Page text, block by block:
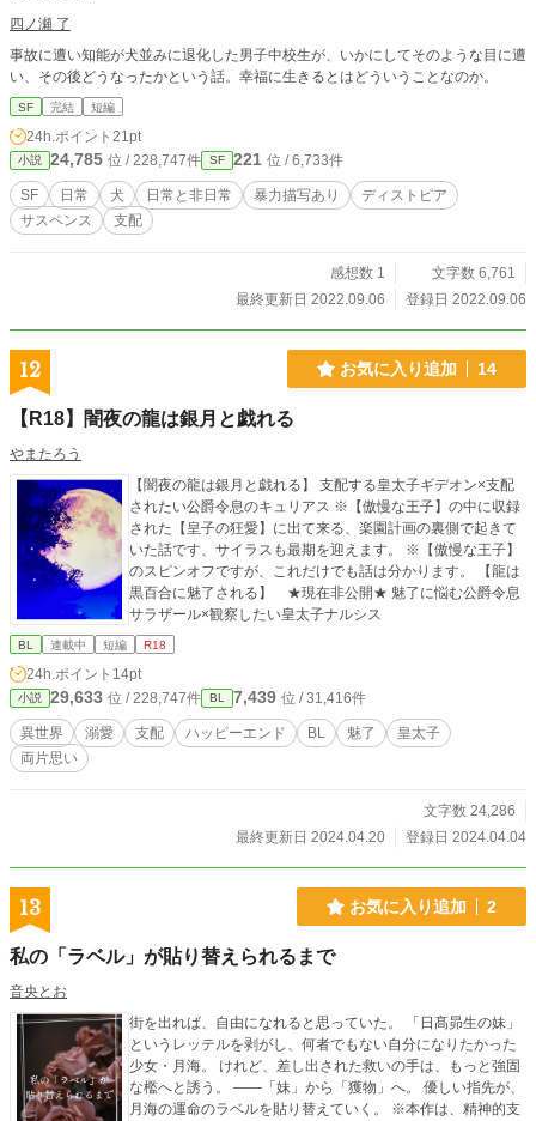
歩みながら自ら命を断ってしまった青年が紡ぐ、泡沫の恋の
話。 ＊作中方言について 「そんな言い回しはない」などの指
すが、重く暗いです。 ＊R回には※※をつけてます。 ＊Nola
ノベル様・小説家になろう様でも連載中です。
四ノ瀬 了
事故に遭い知能が犬並みに退化した男子中校生が、いかにしてそのような目に遭
い、その後どうなったかという話。幸福に生きるとはどういうことなのか。
SF 完結 短編
24h.ポイント 21pt
小説 24,785 位 / 228,747件 SF 221 位 / 6,733件
SF 日常 犬 日常と非日常 暴力描写あり
ディストピア
サスペンス
支配
感想数 1
文字数 6,761
最終更新日 2022.09.06
登録日 2022.09.06
12 お気に入り追加 14
【R18】闇夜の龍は銀月と戯れる
やまたろう
【闇夜の龍は銀月と戯れる】 支配する皇太子ギデオン×支配
されたい公爵令息のキュリアス ※【傲慢な王子】の中に収録
された【皇子の狂愛】に出て来る、楽園計画の裏側で起きて
いた話です、サイラスも最期を迎えます。 ※【傲慢な王子】
のスピンオフですが、これだけでも話は分かります。 【龍は
黒百合に魅了される】 ★現在非公開★ 魅了に悩む公爵令息
サラザール×観察したい皇太子ナルシス
BL 連載中 短編 R18
24h.ポイント 14pt
小説 29,633 位 / 228,747件 BL 7,439 位 / 31,416件
異世界 溺愛 支配 ハッピーエンド BL 魅了
皇太子
両片思い
文字数 24,286
最終更新日 2024.04.20
登録日 2024.04.04
13 お気に入り追加 2
私の「ラベル」が貼り替えられるまで
音央とお
街を出れば、自由になれると思っていた。 「日髙昴生の妹」
というレッテルを剥がし、何者でもない自分になりたかった
少女・月海。 けれど、差し出された救いの手は、もっと強固
な檻へと誘う。 ――「妹」から「獲物」へ。 優しい指先が、
月海の運命のラベルを貼り替えていく。 ※本作は、精神的支